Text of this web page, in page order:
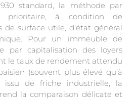
standard, la méthode par
prioritaire, à condition de
de surface utile, d’état général
Pour un immeuble de
par capitalisation des loyers
le taux de rendement attendu
(souvent plus élevé qu’à
de friche industrielle, la
la comparaison délicate et